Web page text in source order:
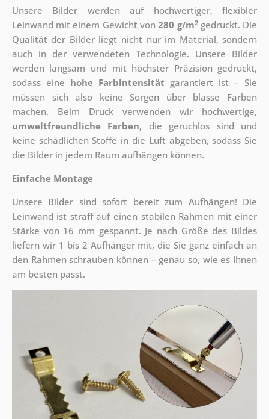
Unsere Bilder werden auf hochwertiger, flexibler
Leinwand mit einem Gewicht von280 g/m2gedruckt. Die
Qualität der Bilder liegt nicht nur im Material, sondern
auch in der verwendeten Technologie. Unsere Bilder
werden langsam und mit höchster Präzision gedruckt,
sodass eine hohe Farbintensität garantiert ist – Sie
müssen sich also keine Sorgen über blasse Farben
machen. Beim Druck verwenden wir hochwertige,
umweltfreundliche Farben, die geruchlos sind und
keine schädlichen Stoffe in die Luft abgeben, sodass Sie
die Bilder in jedem Raum aufhängen können.
Einfache Montage
Unsere Bilder sind sofort bereit zum Aufhängen! Die
Leinwand ist straff auf einen stabilen Rahmen mit einer
Stärke von 16 mm gespannt. Je nach Größe des Bildes
liefern wir 1 bis 2 Aufhänger mit, die Sie ganz einfach an
den Rahmen schrauben können – genau so, wie es Ihnen
am besten passt.